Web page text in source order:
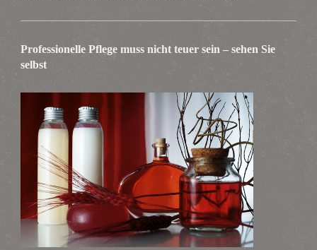
Professionelle Pflege muss nicht teuer sein – sehen Sie
selbst